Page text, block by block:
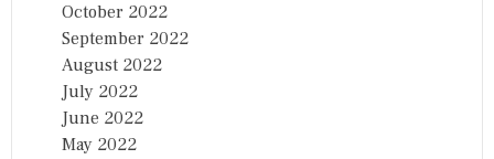
October 2022
September 2022
August 2022
July 2022
June 2022
May 2022